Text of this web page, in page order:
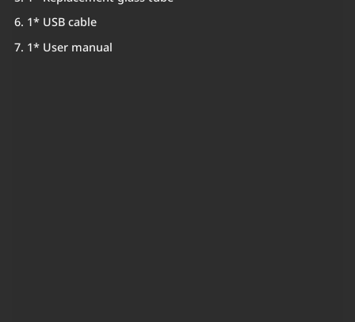
1* USB cable
1* User manual